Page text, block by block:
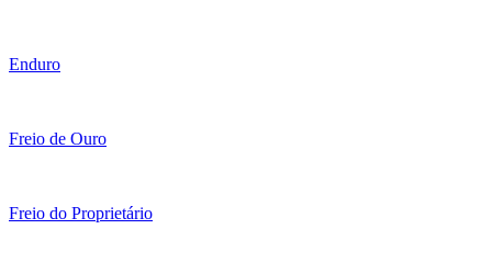
Enduro
Freio de Ouro
Freio do Proprietário